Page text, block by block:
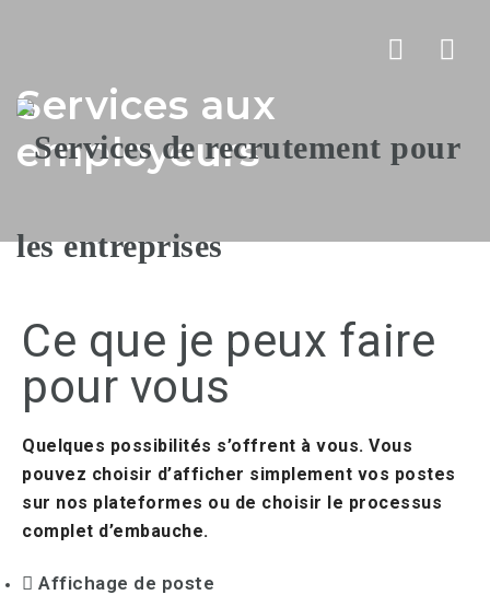
Services aux
employeurs
Ce que je peux faire
pour vous
Quelques possibilités s’offrent à vous. Vous
pouvez choisir d’afficher simplement vos postes
sur nos plateformes ou de choisir le processus
complet d’embauche.
Affichage de poste